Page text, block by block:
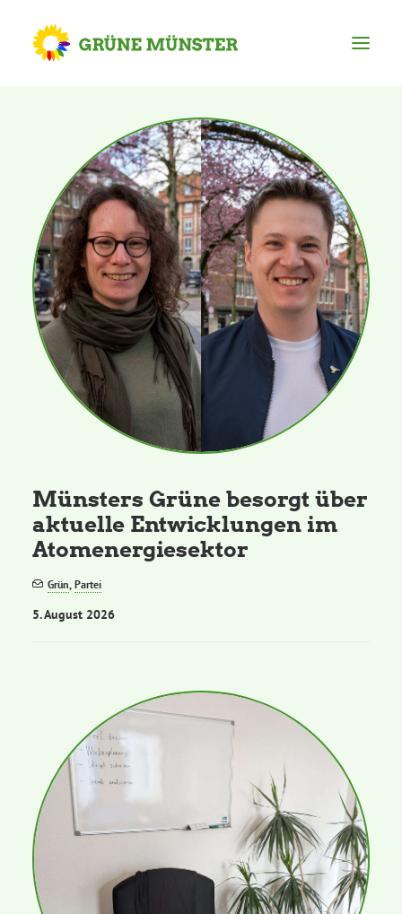
Kreisvorstand
Kreisgeschäftsstelle
Mitgliederversammlung
Ortsverbände
Kommissionen
Grünes Zentrum
Personen
Sylvia Rietenberg, MdB
Josefine Paul, MdL
Robin Korte, MdL
Delegierte
Münsters Grüne besorgt über
aktuelle Entwicklungen im
Atomenergiesektor
Grün,Partei
5. August 2026